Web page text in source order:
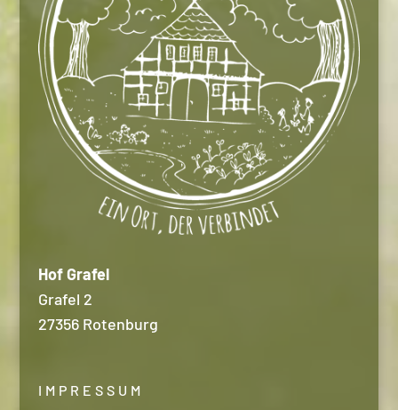
Hof Grafel
Grafel 2
27356 Rotenburg
IMPRESSUM